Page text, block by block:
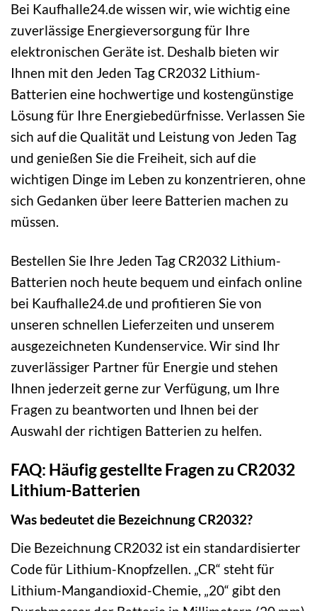
Bei Kaufhalle24.de wissen wir, wie wichtig eine
zuverlässige Energieversorgung für Ihre
elektronischen Geräte ist. Deshalb bieten wir
Ihnen mit den Jeden Tag CR2032 Lithium-
Batterien eine hochwertige und kostengünstige
Lösung für Ihre Energiebedürfnisse. Verlassen Sie
sich auf die Qualität und Leistung von Jeden Tag
und genießen Sie die Freiheit, sich auf die
wichtigen Dinge im Leben zu konzentrieren, ohne
sich Gedanken über leere Batterien machen zu
müssen.
Bestellen Sie Ihre Jeden Tag CR2032 Lithium-
Batterien noch heute bequem und einfach online
bei Kaufhalle24.de und profitieren Sie von
unseren schnellen Lieferzeiten und unserem
ausgezeichneten Kundenservice. Wir sind Ihr
zuverlässiger Partner für Energie und stehen
Ihnen jederzeit gerne zur Verfügung, um Ihre
Fragen zu beantworten und Ihnen bei der
Auswahl der richtigen Batterien zu helfen.
FAQ: Häufig gestellte Fragen zu CR2032
Lithium-Batterien
Was bedeutet die Bezeichnung CR2032?
Die Bezeichnung CR2032 ist ein standardisierter
Code für Lithium-Knopfzellen. „CR“ steht für
Lithium-Mangandioxid-Chemie, „20“ gibt den